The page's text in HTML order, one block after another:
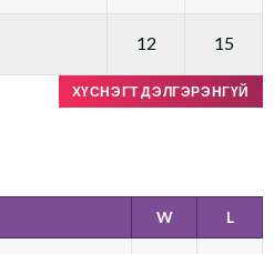
12 15
ХҮСНЭГТ ДЭЛГЭРЭНГҮЙ
W L